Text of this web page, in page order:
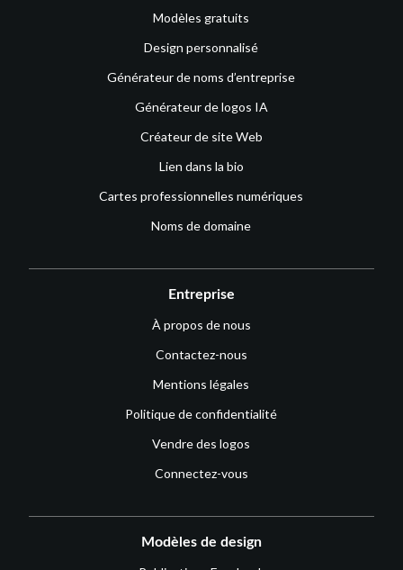
Modèles gratuits
Design personnalisé
Générateur de noms d’entreprise
Générateur de logos IA
Créateur de site Web
Lien dans la bio
Cartes professionnelles numériques
Noms de domaine
Entreprise
À propos de nous
Contactez-nous
Mentions légales
Politique de confidentialité
Vendre des logos
Connectez-vous
Modèles de design